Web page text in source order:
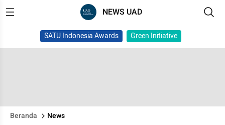
NEWS UAD
SATU Indonesia Awards Green Initiative
Beranda News